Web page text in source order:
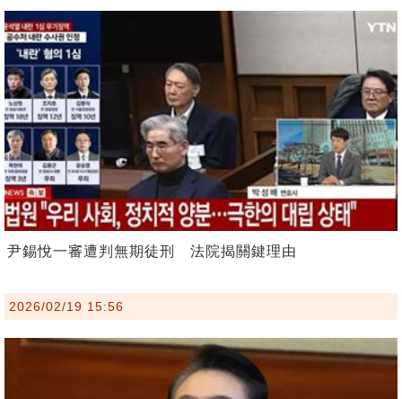
尹錫悅一審遭判無期徒刑 法院揭關鍵理由
2026/02/19 15:56